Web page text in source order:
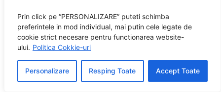
Prin click pe “PERSONALIZARE” puteti schimba
preferintele in mod individual, mai putin cele legate de
cookie strict necesare pentru functionarea website-
ului. Politica Cokkie-uri
Personalizare Resping Toate Accept Toate